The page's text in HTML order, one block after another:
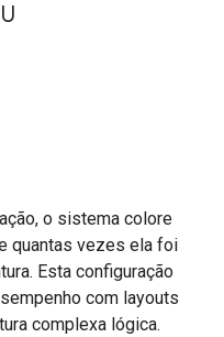
o sistema colore
quantas vezes ela foi
Esta configuração
com layouts
complexa lógica.